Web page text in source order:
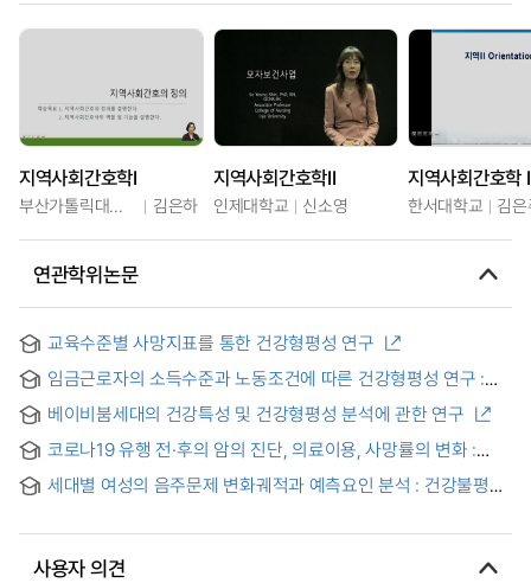
지역사회간호학I
부산가톨릭대학교 김은하
지역사회간호학II
인제대학교 신소영
지역사회간호학
한서대학교 김
연관학위논문
교육수준별 사망지표를 통한 건강형평성 연구
임금근로자의 소득수준과 노동조건에 따른 건강형평성 연구 :
health attributable to income and labor status in wage-
earners : using Korean labor and income panel study data
베이비붐세대의 건강특성 및 건강형평성 분석에 관한 연구
코로나19 유행 전·후의 암의 진단, 의료이용, 사망률의 변화 :
medical utilization, and mortality rates before and after the
equity
세대별 여성의 음주문제 변화궤적과 예측요인 분석 : 건강불평등
사용자 의견